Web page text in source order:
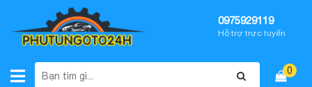
0975929119
Hỗ trợ trực tuyến
0